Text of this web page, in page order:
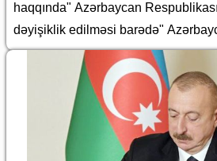
haqqında" Azərbaycan
dəyişiklik edilməsi barədə"
2026-cı il 14 iyul tarixli 466-VIIQD
tətbiqi və bununla əlaqədar
Prezidentinin bəzi fərmanlarında